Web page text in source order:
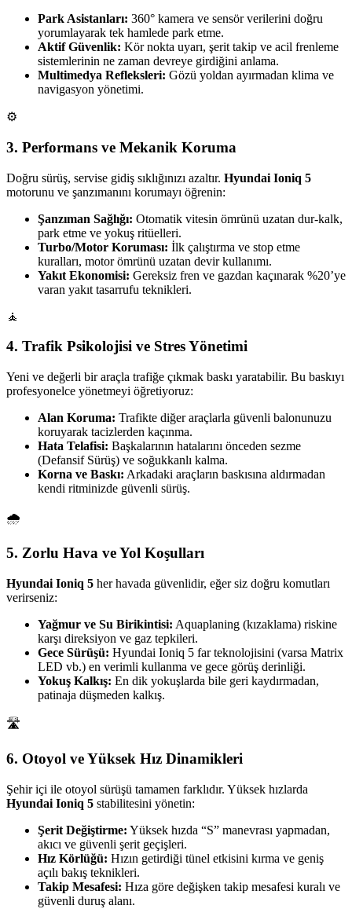
Park Asistanları: 360° kamera ve sensör verilerini doğru
yorumlayarak tek hamlede park etme.
Aktif Güvenlik: Kör nokta uyarı, şerit takip ve acil frenleme
sistemlerinin ne zaman devreye girdiğini anlama.
Multimedya Refleksleri: Gözü yoldan ayırmadan klima ve
navigasyon yönetimi.
⚙️
3. Performans ve Mekanik Koruma
Doğru sürüş, servise gidiş sıklığınızı azaltır. Hyundai Ioniq 5
motorunu ve şanzımanını korumayı öğrenin:
Şanzıman Sağlığı: Otomatik vitesin ömrünü uzatan dur-kalk,
park etme ve yokuş ritüelleri.
Turbo/Motor Koruması: İlk çalıştırma ve stop etme
kuralları, motor ömrünü uzatan devir kullanımı.
Yakıt Ekonomisi: Gereksiz fren ve gazdan kaçınarak %20’ye
varan yakıt tasarrufu teknikleri.
🧘
4. Trafik Psikolojisi ve Stres Yönetimi
Yeni ve değerli bir araçla trafiğe çıkmak baskı yaratabilir. Bu baskıyı
profesyonelce yönetmeyi öğretiyoruz:
Alan Koruma: Trafikte diğer araçlarla güvenli balonunuzu
koruyarak tacizlerden kaçınma.
Hata Telafisi: Başkalarının hatalarını önceden sezme
(Defansif Sürüş) ve soğukkanlı kalma.
Korna ve Baskı: Arkadaki araçların baskısına aldırmadan
kendi ritminizde güvenli sürüş.
🌧️
5. Zorlu Hava ve Yol Koşulları
Hyundai Ioniq 5 her havada güvenlidir, eğer siz doğru komutları
verirseniz:
Yağmur ve Su Birikintisi: Aquaplaning (kızaklama) riskine
karşı direksiyon ve gaz tepkileri.
Gece Sürüşü: Hyundai Ioniq 5 far teknolojisini (varsa Matrix
LED vb.) en verimli kullanma ve gece görüş derinliği.
Yokuş Kalkış: En dik yokuşlarda bile geri kaydırmadan,
patinaja düşmeden kalkış.
🛣️
6. Otoyol ve Yüksek Hız Dinamikleri
Şehir içi ile otoyol sürüşü tamamen farklıdır. Yüksek hızlarda
Hyundai Ioniq 5 stabilitesini yönetin:
Şerit Değiştirme: Yüksek hızda “S” manevrası yapmadan,
akıcı ve güvenli şerit geçişleri.
Hız Körlüğü: Hızın getirdiği tünel etkisini kırma ve geniş
açılı bakış teknikleri.
Takip Mesafesi: Hıza göre değişken takip mesafesi kuralı ve
güvenli duruş alanı.